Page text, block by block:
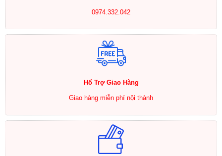
0974.332.042
Hổ Trợ Giao Hàng
Giao hàng miễn phí nội thành